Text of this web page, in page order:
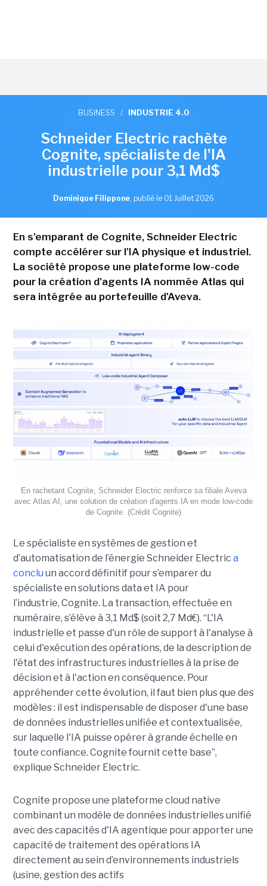
BUSINESS / INDUSTRIE 4.0
Schneider Electric rachète
Cognite, spécialiste de l'IA
industrielle pour 3,1 Md$
Dominique Filippone, publié le 01 Juillet 2026
En s'emparant de Cognite, Schneider Electric
compte accélérer sur l'IA physique et industriel.
La société propose une plateforme low-code
pour la création d'agents IA nommée Atlas qui
sera intégrée au portefeuille d'Aveva.
En rachetant Cognite, Schneider Electric renforce sa filiale Aveva
avec Atlas AI, une solution de création d'agents IA en mode low-code
de Cognite. (Crédit Cognite)
Le spécialiste en systèmes de gestion et
d’automatisation de l’énergie Schneider Electric a
conclu un accord définitif pour s’emparer du
spécialiste en solutions data et IA pour
l’industrie, Cognite. La transaction, effectuée en
numéraire, s’élève à 3,1 Md$ (soit 2,7 Md€). “L'IA
industrielle et passe d'un rôle de support à l'analyse à
celui d'exécution des opérations, de la description de
l'état des infrastructures industrielles à la prise de
décision et à l'action en conséquence. Pour
appréhender cette évolution, il faut bien plus que des
modèles : il est indispensable de disposer d'une base
de données industrielles unifiée et contextualisée,
sur laquelle l'IA puisse opérer à grande échelle en
toute confiance. Cognite fournit cette base”,
explique Schneider Electric.
Cognite propose une plateforme cloud native
combinant un modèle de données industrielles unifié
avec des capacités d'IA agentique pour apporter une
capacité de traitement des opérations IA
directement au sein d’environnements industriels
(usine, gestion des actifs